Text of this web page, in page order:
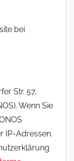
bei
Str. 57,
Wenn Sie
IP-Adressen.